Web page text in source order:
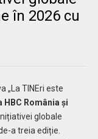
în 2026 cu
„La TINEri este
HBC România și
globale
a treia ediție.